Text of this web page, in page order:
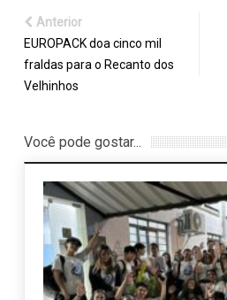
Anterior
EUROPACK doa cinco mil
fraldas para o Recanto dos
Velhinhos
Você pode gostar...